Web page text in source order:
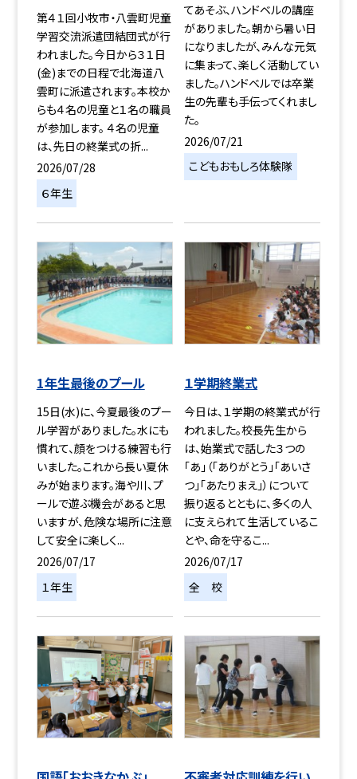
第４１回小牧市・八雲町児童
学習交流派遣団結団式が行
われました。今日から３１日
(金)までの日程で北海道八
雲町に派遣されます。本校か
らも４名の児童と１名の職員
が参加します。 ４名の児童
は、先日の終業式の折...
2026/07/28
６年生
てあそぶ、ハンドベルの講座
がありました。朝から暑い日
になりましたが、みんな元気
に集まって、楽しく活動してい
ました。ハンドベルでは卒業
生の先輩も手伝ってくれまし
た。
2026/07/21
こどもおもしろ体験隊
1年生最後のプール
15日(水)に、今夏最後のプー
ル学習がありました。水にも
慣れて、顔をつける練習も行
いました。これから長い夏休
みが始まります。海や川、プ
ールで遊ぶ機会があると思
いますが、危険な場所に注意
して安全に楽しく...
2026/07/17
１年生
１学期終業式
今日は、１学期の終業式が行
われました。校長先生から
は、始業式で話した３つの
「あ」（「ありがとう」「あいさ
つ」「あたりまえ」）について
振り返るとともに、多くの人
に支えられて生活しているこ
とや、命を守るこ...
2026/07/17
全 校